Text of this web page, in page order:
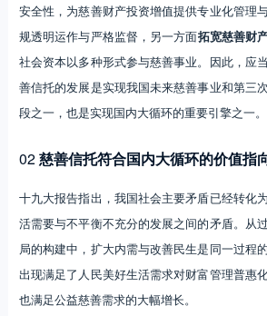
安全性，为慈善财产投资增值提供专业化管理
规透明运作与严格监督，另一方面拓宽慈善财
社会资本以多种形式参与慈善事业。因此，应
善信托的发展是实现我国未来慈善事业和第三
段之一，也是实现国内大循环的重要引擎之一。
02慈善信托符合国内大循环的价值指
十九大报告指出，我国社会主要矛盾已经转化
活需要与不平衡不充分的发展之间的矛盾。从
局的构建中，扩大内需与改善民生是同一过程
出现满足了人民美好生活需求对财富管理普惠
也满足公益慈善需求的大幅增长。